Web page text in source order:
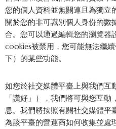
您的個人資料並無關連且為獨立
關於您的非可識別個人身份的數
合。您可以通過編輯您的瀏覽器
cookies被禁用，您可能無法繼
下）的某些功能。
如您於社交媒體平臺上與我們互
「讚好」），我們將可與您互
息。我們將按照有關社交媒體平
為該平臺的營運商如何收集並處